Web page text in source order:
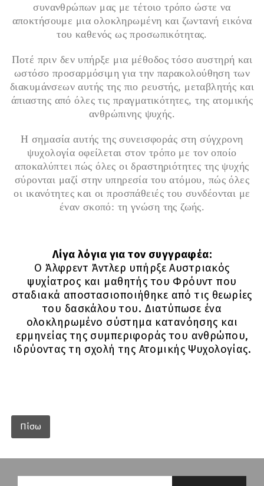
συνανθρώπων μας με τέτοιο τρόπο ώστε να
αποκτήσουμε μια ολοκληρωμένη και ζωντανή εικόνα
του καθενός ως προσωπικότητας.
Ποτέ πριν δεν υπήρξε μια μέθοδος τόσο αυστηρή και
ωστόσο προσαρμόσιμη για την παρακολούθηση των
διακυμάνσεων αυτής της πιο ρευστής, μεταβλητής και
άπιαστης από όλες τις πραγματικότητες, της ατομικής
ανθρώπινης ψυχής.
Η σημασία αυτής της συνεισφοράς στη σύγχρονη
ψυχολογία οφείλεται στον τρόπο με τον οποίο
αποκαλύπτει πώς όλες οι δραστηριότητες της ψυχής
σύρονται μαζί στην υπηρεσία του ατόμου, πώς όλες
οι ικανότητες και οι προσπάθειές του συνδέονται με
έναν σκοπό: τη γνώση της ζωής.
Λίγα λόγια για τον συγγραφέα:
Ο Άλφρεντ Άντλερ υπήρξε Αυστριακός
ψυχίατρος και μαθητής του Φρόυντ που
σταδιακά αποστασιοποιήθηκε από τις θεωρίες
του δασκάλου του. Διατύπωσε ένα
ολοκληρωμένο σύστημα κατανόησης και
ερμηνείας της συμπεριφοράς του ανθρώπου,
ιδρύοντας τη σχολή της Ατομικής Ψυχολογίας.
Πίσω